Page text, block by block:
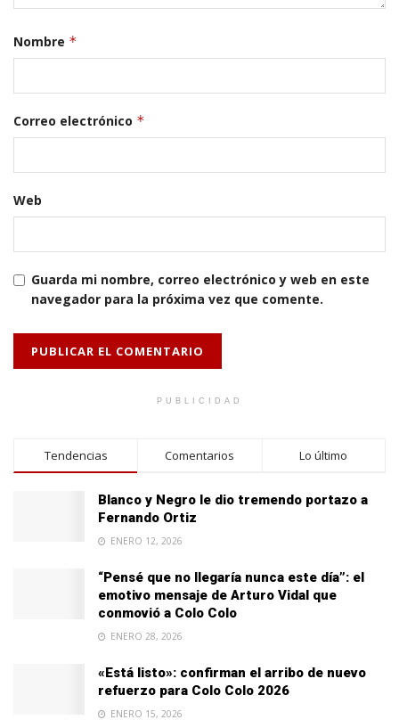
Nombre *
Correo electrónico *
Web
Guarda mi nombre, correo electrónico y web en este
navegador para la próxima vez que comente.
PUBLICIDAD
Tendencias Comentarios Lo último
Blanco y Negro le dio tremendo portazo a
Fernando Ortiz
ENERO 12, 2026
“Pensé que no llegaría nunca este día”: el
emotivo mensaje de Arturo Vidal que
conmovió a Colo Colo
ENERO 28, 2026
«Está listo»: confirman el arribo de nuevo
refuerzo para Colo Colo 2026
ENERO 15, 2026